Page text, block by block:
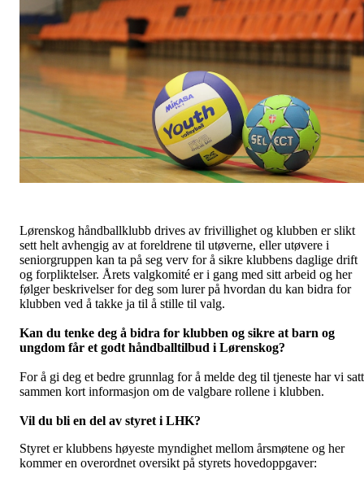
Lørenskog håndballklubb drives av frivillighet og klubben er slikt
sett helt avhengig av at foreldrene til utøverne, eller utøvere i
seniorgruppen kan ta på seg verv for å sikre klubbens daglige drift
og forpliktelser. Årets valgkomité er i gang med sitt arbeid og her
følger beskrivelser for deg som lurer på hvordan du kan bidra for
klubben ved å takke ja til å stille til valg.
Kan du tenke deg å bidra for klubben og sikre at barn og
ungdom får et godt håndballtilbud i Lørenskog?
For å gi deg et bedre grunnlag for å melde deg til tjeneste har vi satt
sammen kort informasjon om de valgbare rollene i klubben.
Vil du bli en del av styret i LHK?
Styret er klubbens høyeste myndighet mellom årsmøtene og her
kommer en overordnet oversikt på styrets hovedoppgaver: